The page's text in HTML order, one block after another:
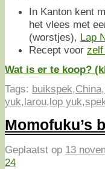
In Kanton kent
het vlees met
(worstjes), Lap
Recept voor
Wat is er te koop?
Tags: buikspek,China,
yuk,larou,lop yuk,
Momofuku’s
Geplaatst op 13
24